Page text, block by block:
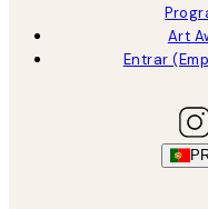
Art
Entrar